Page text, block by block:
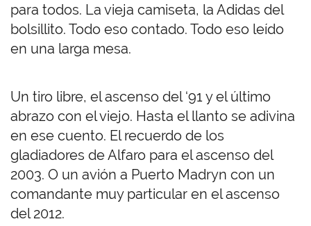
para todos. La vieja camiseta, la Adidas del
bolsillito. Todo eso contado. Todo eso leído
en una larga mesa.
Un tiro libre, el ascenso del ‘91 y el último
abrazo con el viejo. Hasta el llanto se adivina
en ese cuento. El recuerdo de los
gladiadores de Alfaro para el ascenso del
2003. O un avión a Puerto Madryn con un
comandante muy particular en el ascenso
del 2012.